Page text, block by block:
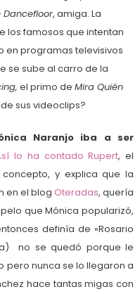
Dancefloor, amiga. La
los famosos que intentan
en programas televisivos
se sube al carro de la
el primo de Mira Quién
sus videoclips?
Naranjo iba a ser
lo ha contado Rupert, el
y explica que la
en el blogOteradas, quería
que Mónica popularizó,
definía de «Rosario
no se quedó porque le
pero nunca se lo llegaron a
hace tantas migas con